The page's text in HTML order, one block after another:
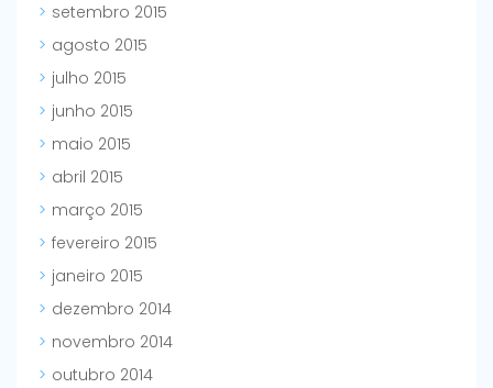
setembro 2015
agosto 2015
julho 2015
junho 2015
maio 2015
abril 2015
março 2015
fevereiro 2015
janeiro 2015
dezembro 2014
novembro 2014
outubro 2014